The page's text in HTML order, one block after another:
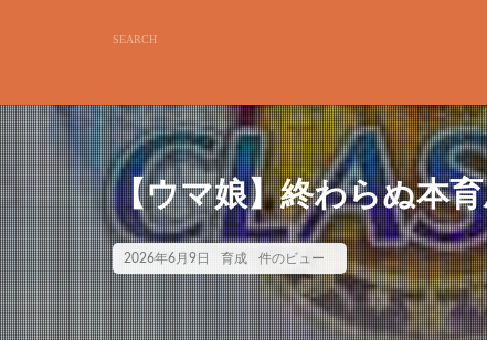
【ウマ娘】終わらぬ
2026年6月9日 育成 件のビュー